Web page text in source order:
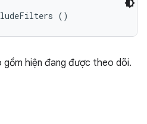
()
hiện đang được theo dõi.